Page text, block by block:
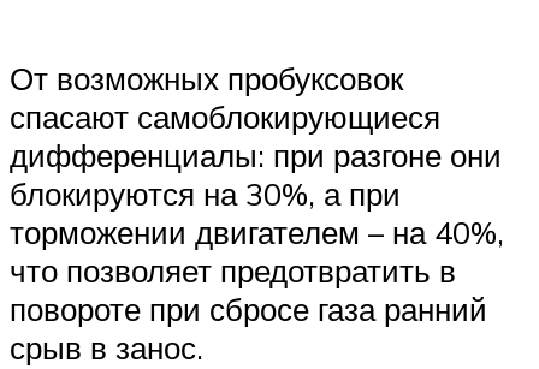
От возможных пробуксовок
спасают самоблокирующиеся
дифференциалы: при разгоне они
блокируются на 30%, а при
торможении двигателем – на 40%,
что позволяет предотвратить в
повороте при сбросе газа ранний
срыв в занос.